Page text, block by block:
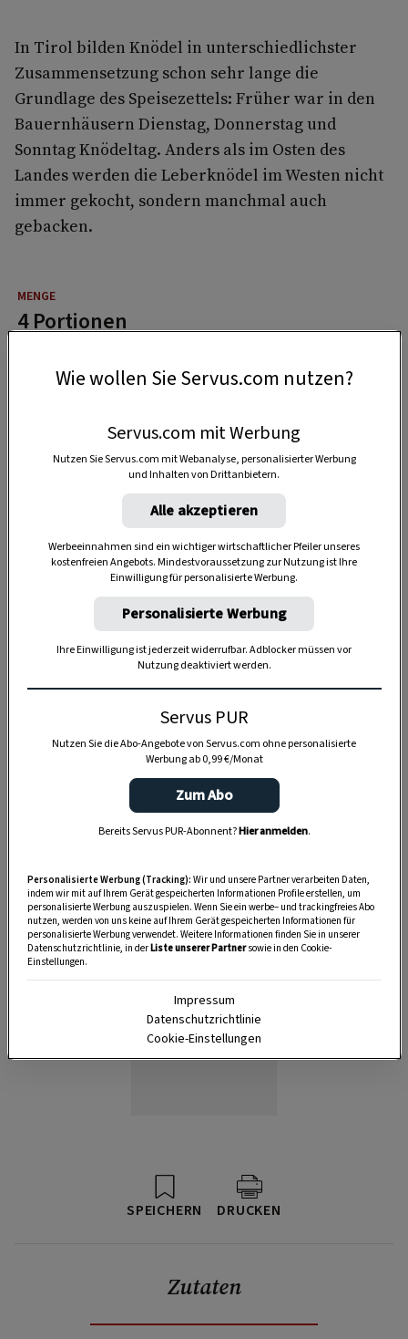
In Tirol bilden Knödel in unterschiedlichster
Zusammensetzung schon sehr lange die
Grundlage des Speisezettels: Früher war in den
Bauernhäusern Dienstag, Donnerstag und
Sonntag Knödeltag. Anders als im Osten des
Landes werden die Leberknödel im Westen nicht
immer gekocht, sondern manchmal auch
gebacken.
4 Portionen
30 Minuten
50 Minuten
SPEICHERN DRUCKEN
Zutaten
Wie wollen Sie Servus.com nutzen?
Servus.com mit Werbung
Nutzen Sie Servus.com mit Webanalyse, personalisierter Werbung
und Inhalten von Drittanbietern.
Alle akzeptieren
Werbeeinnahmen sind ein wichtiger wirtschaftlicher Pfeiler unseres
kostenfreien Angebots. Mindestvoraussetzung zur Nutzung ist Ihre
Einwilligung für personalisierte Werbung.
Personalisierte Werbung
Ihre Einwilligung ist jederzeit widerrufbar. Adblocker müssen vor
Nutzung deaktiviert werden.
Servus PUR
Nutzen Sie die Abo-Angebote von Servus.com ohne personalisierte
Werbung ab 0,99 €/Monat
Zum Abo
Bereits Servus PUR-Abonnent?Hier anmelden.
Personalisierte Werbung (Tracking): Wir und unsere Partner verarbeiten Daten,
indem wir mit auf Ihrem Gerät gespeicherten Informationen Profile erstellen, um
personalisierte Werbung auszuspielen. Wenn Sie ein werbe– und trackingfreies Abo
nutzen, werden von uns keine auf Ihrem Gerät gespeicherten Informationen für
personalisierte Werbung verwendet. Weitere Informationen finden Sie in unserer
Datenschutzrichtlinie, in derListe unserer Partnersowie in den Cookie-
Einstellungen.
Impressum
Datenschutzrichtlinie
Cookie-Einstellungen